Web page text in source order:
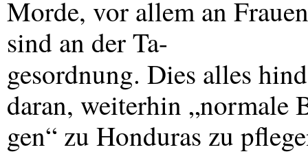
Morde, vor allem an
sind an der Ta-
gesordnung. Dies alles
daran, weiterhin „normale
gen“ zu Honduras zu